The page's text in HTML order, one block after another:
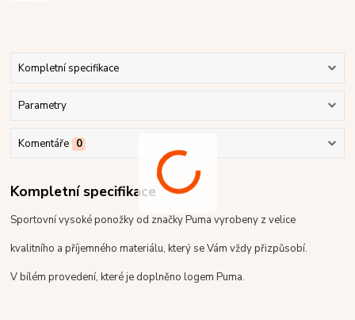
Kompletní specifikace
Parametry
Komentáře 0
Kompletní specifikace
Sportovní vysoké ponožky od značky Puma vyrobeny z velice
kvalitního a příjemného materiálu, který se Vám vždy přizpůsobí.
V bílém provedení, které je doplněno logem Puma.